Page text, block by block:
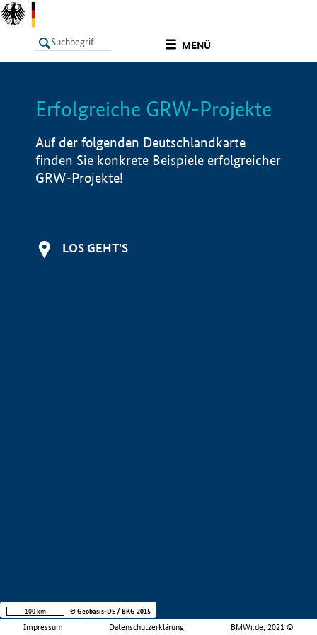
MENÜ
LISTE Info
Erfolgreiche GRW-Projekte
Auf der folgenden Deutschlandkarte
finden Sie konkrete Beispiele erfolgreicher
GRW-Projekte!
LOS GEHT'S
Impressum Datenschutzerklärung BMWi.de, 2021 ©
100 km © Geobasis-DE / BKG 2015